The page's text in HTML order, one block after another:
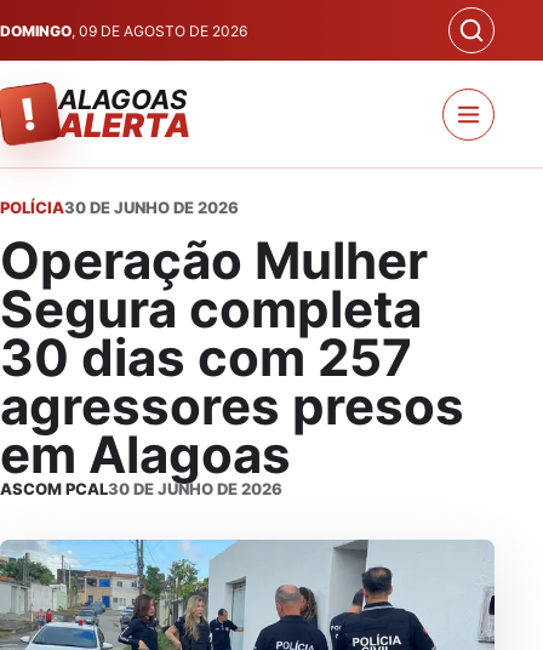
DOMINGO, 09 DE AGOSTO DE 2026
! ALAGOAS
ALERTA
POLÍCIA30 DE JUNHO DE 2026
Operação Mulher
Segura completa
30 dias com 257
agressores presos
em Alagoas
ASCOM PCAL30 DE JUNHO DE 2026